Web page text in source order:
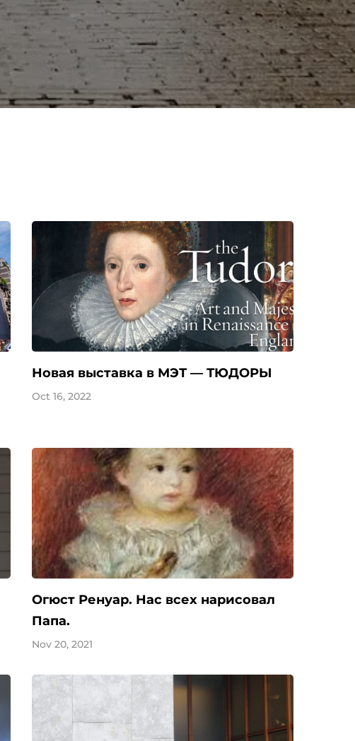
Новая выставка в МЭТ — ТЮДОРЫ
Oct 16, 2022
Огюст Ренуар. Нас всех нарисовал
Папа.
Nov 20, 2021